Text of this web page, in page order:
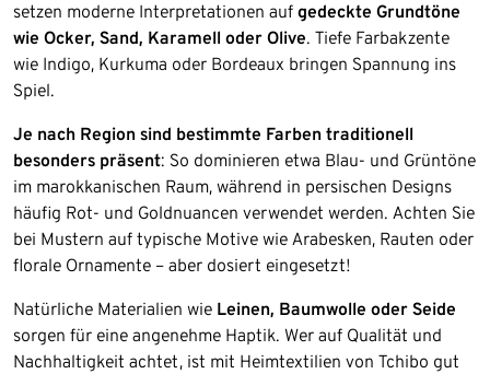
setzen moderne Interpretationen auf gedeckte Grundtöne
wie Ocker, Sand, Karamell oder Olive. Tiefe Farbakzente
wie Indigo, Kurkuma oder Bordeaux bringen Spannung ins
Spiel.
Je nach Region sind bestimmte Farben traditionell
besonders präsent: So dominieren etwa Blau- und Grüntöne
im marokkanischen Raum, während in persischen Designs
häufig Rot- und Goldnuancen verwendet werden. Achten Sie
bei Mustern auf typische Motive wie Arabesken, Rauten oder
florale Ornamente – aber dosiert eingesetzt!
Natürliche Materialien wie Leinen, Baumwolle oder Seide
sorgen für eine angenehme Haptik. Wer auf Qualität und
Nachhaltigkeit achtet, ist mit Heimtextilien von Tchibo gut